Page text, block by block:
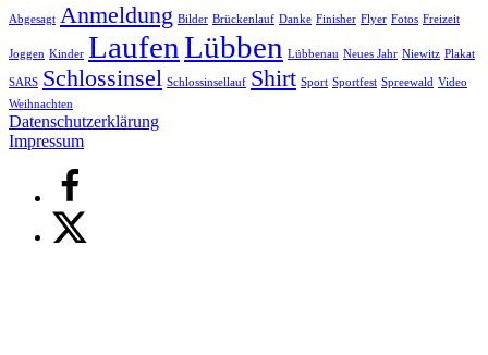
Abgesagt Anmeldung Bilder Brückenlauf Danke Finisher Flyer Fotos Freizeit
Joggen Kinder LaufenLübben Lübbenau Neues Jahr Niewitz Plakat
SARS Schlossinsel Schlossinsellauf Shirt Sport Sportfest Spreewald Video
Weihnachten
Datenschutzerklärung
Impressum